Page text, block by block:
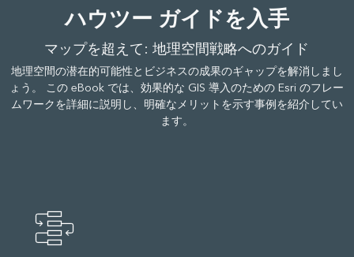
ハウツー ガイドを入手
マップを超えて: 地理空間戦略へのガイド
地理空間の潜在的可能性とビジネスの成果のギャップを解消しまし
ょう。 この eBook では、効果的な GIS 導入のための Esri のフレー
ムワークを詳細に説明し、明確なメリットを示す事例を紹介してい
ます。